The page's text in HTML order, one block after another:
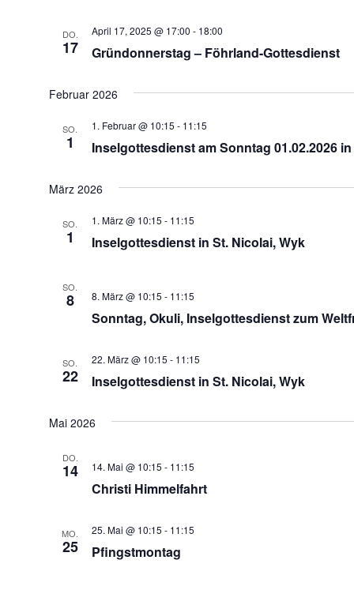
DO.
17 Gründonnerstag – Föhrland-Gottesdienst
April 17, 2025 @ 17:00 - 18:00
Februar 2026
SO.
1 Inselgottesdienst am Sonntag 01.02.2026
1. Februar @ 10:15 - 11:15
März 2026
SO.
1 Inselgottesdienst in St. Nicolai, Wyk
1. März @ 10:15 - 11:15
SO.
8
Sonntag, Okuli, Inselgottesdienst zum
8. März @ 10:15 - 11:15
SO.
22 Inselgottesdienst in St. Nicolai, Wyk
22. März @ 10:15 - 11:15
Mai 2026
DO.
14
Christi Himmelfahrt
14. Mai @ 10:15 - 11:15
MO.
25 Pfingstmontag
25. Mai @ 10:15 - 11:15